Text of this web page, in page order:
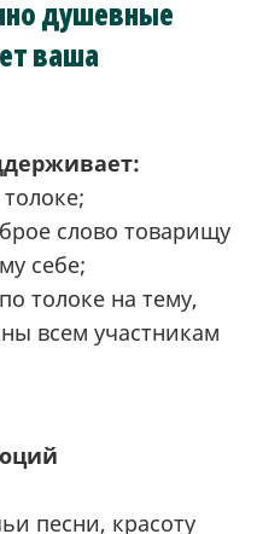
душевные
ваша
слово товарищу
себе;
толоке на тему,
всем участникам
песни, красоту